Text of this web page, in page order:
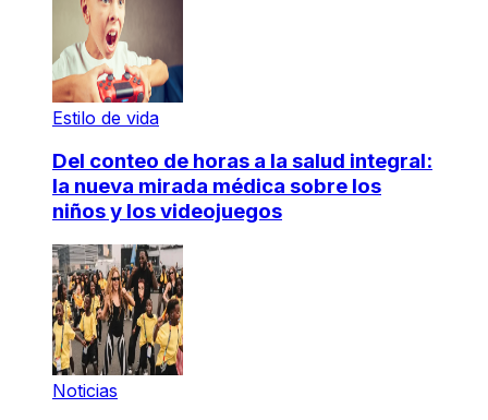
Estilo de vida
Del conteo de horas a la salud integral:
la nueva mirada médica sobre los
niños y los videojuegos
Noticias